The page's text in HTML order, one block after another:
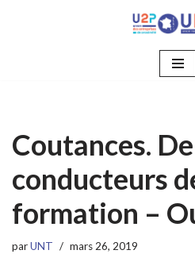
Coutances.
conducteurs
formation –
parUNT mars 26, 2019